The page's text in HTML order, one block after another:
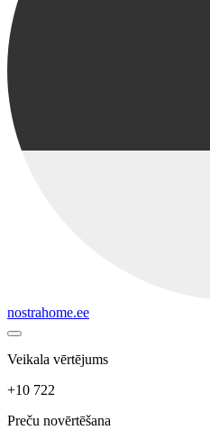
nostrahome.ee
Veikala vērtējums
+10 722
Preču novērtēšana